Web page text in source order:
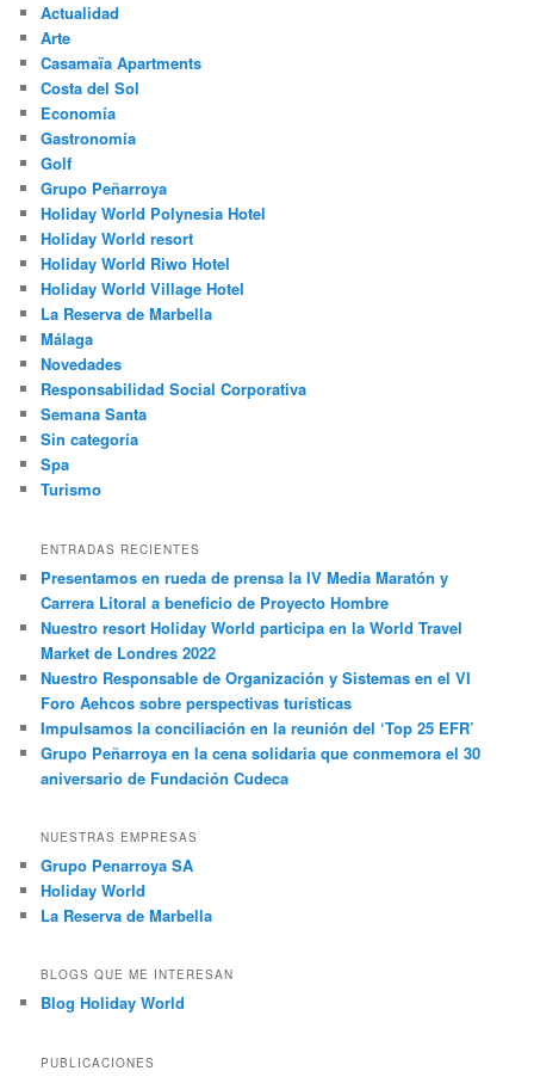
Actualidad
Arte
Casamaïa Apartments
Costa del Sol
Economía
Gastronomía
Golf
Grupo Peñarroya
Holiday World Polynesia Hotel
Holiday World resort
Holiday World Riwo Hotel
Holiday World Village Hotel
La Reserva de Marbella
Málaga
Novedades
Responsabilidad Social Corporativa
Semana Santa
Sin categoría
Spa
Turismo
ENTRADAS RECIENTES
Presentamos en rueda de prensa la IV Media Maratón y
Carrera Litoral a beneficio de Proyecto Hombre
Nuestro resort Holiday World participa en la World Travel
Market de Londres 2022
Nuestro Responsable de Organización y Sistemas en el VI
Foro Aehcos sobre perspectivas turísticas
Impulsamos la conciliación en la reunión del ‘Top 25 EFR’
Grupo Peñarroya en la cena solidaria que conmemora el 30
aniversario de Fundación Cudeca
NUESTRAS EMPRESAS
Grupo Penarroya SA
Holiday World
La Reserva de Marbella
BLOGS QUE ME INTERESAN
Blog Holiday World
PUBLICACIONES